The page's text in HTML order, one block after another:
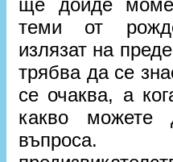
теми от
излязат на
трябва да се
се очаква, а
какво можете